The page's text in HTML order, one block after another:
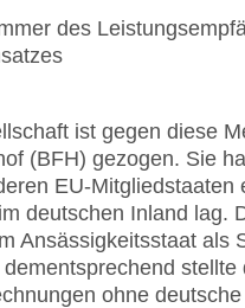
des
ist gegen diese
(BFH) gezogen. Sie
EU-Mitgliedstaaten
deutschen Inland lag.
Ansässigkeitsstaat als
stellte
ohne